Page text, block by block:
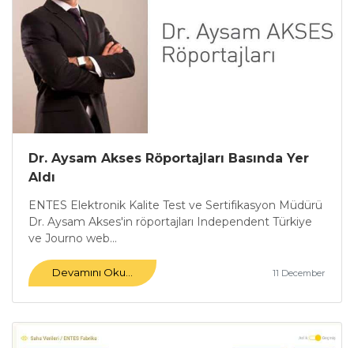
Dr. Aysam Akses Röportajları Basında Yer
Aldı
ENTES Elektronik Kalite Test ve Sertifikasyon Müdürü
Dr. Aysam Akses'in röportajları Independent Türkiye
ve Journo web...
Devamını Oku... 11 December